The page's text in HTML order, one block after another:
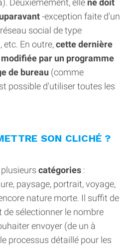
-exception faite d'un
social de type
etc. En outre,cette dernière
par un programme
de bureau (comme
possible d'utiliser toutes les
SON CLICHÉ ?
catégories :
paysage, portrait, voyage,
nature morte. Il suffit de
de sélectionner le nombre
envoyer (de un à
processus détaillé pour les